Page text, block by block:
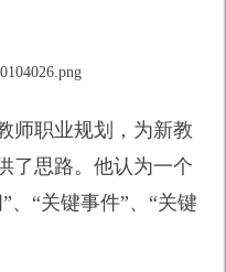
师职业规划，为新教
了思路。他认为一个
、“关键事件”、“关键